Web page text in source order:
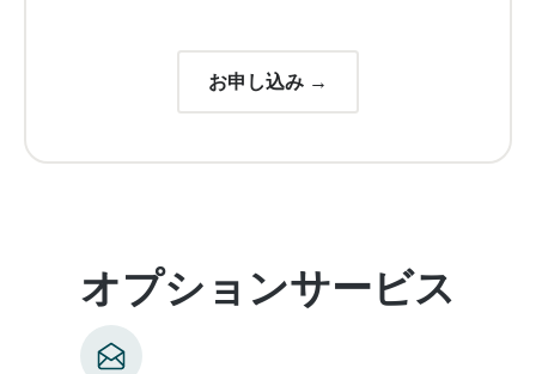
お申し込み →
オプションサービス